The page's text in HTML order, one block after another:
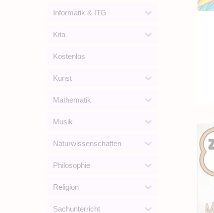
Informatik & ITG
Kita
Kostenlos
Kunst
Mathematik
Musik
Naturwissenschaften
Philosophie
Religion
Sachunterricht